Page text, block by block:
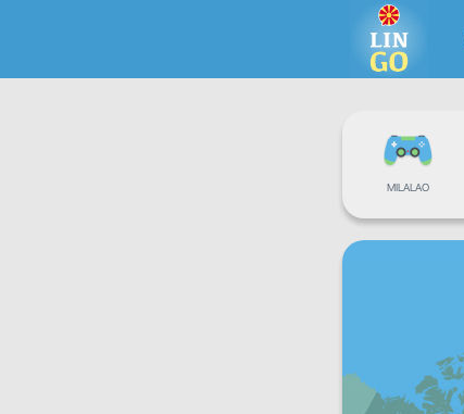
MILALAO